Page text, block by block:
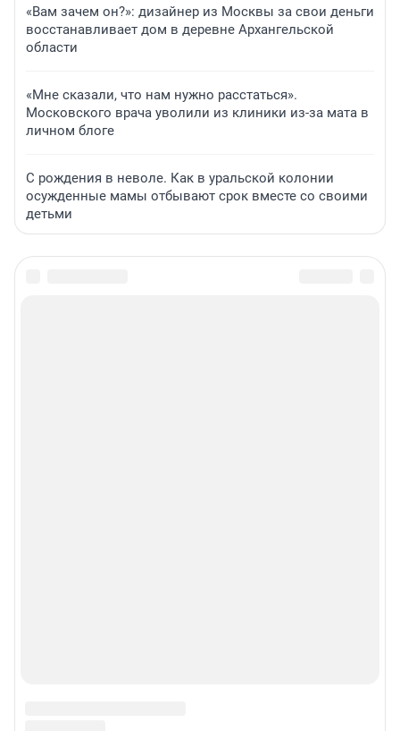
«Вам зачем он?»: дизайнер из Москвы за свои деньги
восстанавливает дом в деревне Архангельской
области
«Мне сказали, что нам нужно расстаться».
Московского врача уволили из клиники из-за мата в
личном блоге
С рождения в неволе. Как в уральской колонии
осужденные мамы отбывают срок вместе со своими
детьми